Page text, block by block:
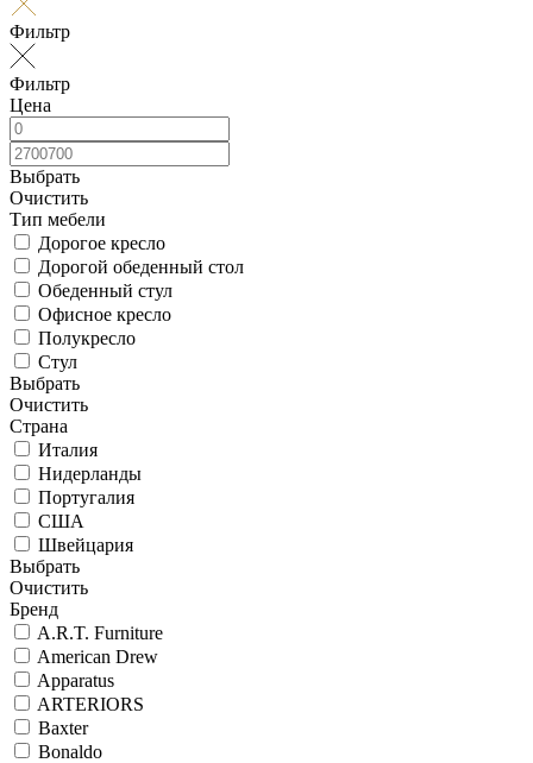
Фильтр
Фильтр
Цена
Выбрать
Очистить
Тип мебели
Дорогое кресло
Дорогой обеденный стол
Обеденный стул
Офисное кресло
Полукресло
Стул
Выбрать
Очистить
Страна
Италия
Нидерланды
Португалия
США
Швейцария
Выбрать
Очистить
Бренд
A.R.T. Furniture
American Drew
Apparatus
ARTERIORS
Baxter
Bonaldo